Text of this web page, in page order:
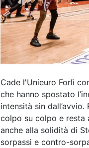
Cade l'Unieuro Forlì
che hanno spostato
intensità sin
colpo su colpo e resta
anche alla solidità di
sorpassi e contro-